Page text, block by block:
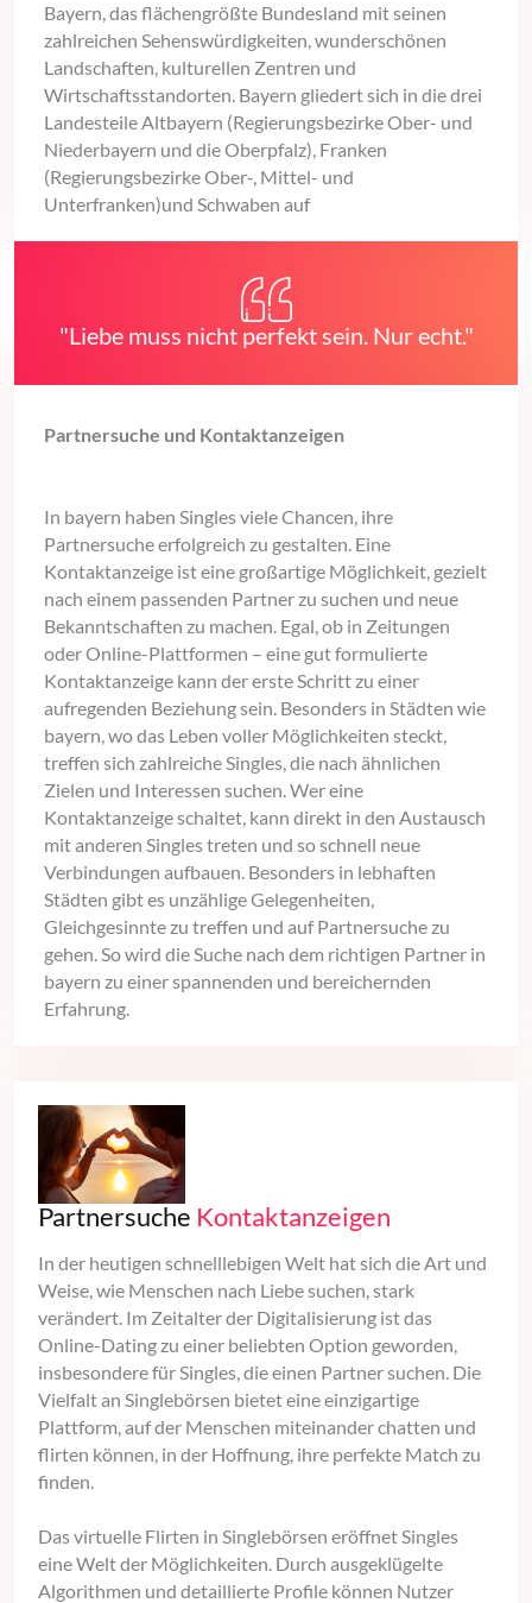
Bayern, das flächengrößte Bundesland mit seinen
zahlreichen Sehenswürdigkeiten, wunderschönen
Landschaften, kulturellen Zentren und
Wirtschaftsstandorten. Bayern gliedert sich in die drei
Landesteile Altbayern (Regierungsbezirke Ober- und
Niederbayern und die Oberpfalz), Franken
(Regierungsbezirke Ober-, Mittel- und
Unterfranken)und Schwaben auf
"Liebe muss nicht perfekt sein. Nur echt."
Partnersuche und Kontaktanzeigen
In bayern haben Singles viele Chancen, ihre
Partnersuche erfolgreich zu gestalten. Eine
Kontaktanzeige ist eine großartige Möglichkeit, gezielt
nach einem passenden Partner zu suchen und neue
Bekanntschaften zu machen. Egal, ob in Zeitungen
oder Online-Plattformen – eine gut formulierte
Kontaktanzeige kann der erste Schritt zu einer
aufregenden Beziehung sein. Besonders in Städten wie
bayern, wo das Leben voller Möglichkeiten steckt,
treffen sich zahlreiche Singles, die nach ähnlichen
Zielen und Interessen suchen. Wer eine
Kontaktanzeige schaltet, kann direkt in den Austausch
mit anderen Singles treten und so schnell neue
Verbindungen aufbauen. Besonders in lebhaften
Städten gibt es unzählige Gelegenheiten,
Gleichgesinnte zu treffen und auf Partnersuche zu
gehen. So wird die Suche nach dem richtigen Partner in
bayern zu einer spannenden und bereichernden
Erfahrung.
Partnersuche Kontaktanzeigen
In der heutigen schnelllebigen Welt hat sich die Art und
Weise, wie Menschen nach Liebe suchen, stark
verändert. Im Zeitalter der Digitalisierung ist das
Online-Dating zu einer beliebten Option geworden,
insbesondere für Singles, die einen Partner suchen. Die
Vielfalt an Singlebörsen bietet eine einzigartige
Plattform, auf der Menschen miteinander chatten und
flirten können, in der Hoffnung, ihre perfekte Match zu
finden.
Das virtuelle Flirten in Singlebörsen eröffnet Singles
eine Welt der Möglichkeiten. Durch ausgeklügelte
Algorithmen und detaillierte Profile können Nutzer